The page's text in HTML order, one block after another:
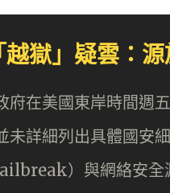
獄」疑雲：
府在美國東岸時間週
未詳細列出具體國
）與網絡安全